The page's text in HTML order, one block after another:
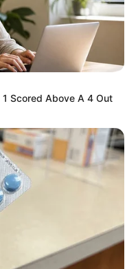
นเกิด ดารา
ดูดวง
เขียน
อิสฺวาสุ
เฮ็ด เฮ็ดในสิ่งที่เชื่อ
Scored Above A 4 Out